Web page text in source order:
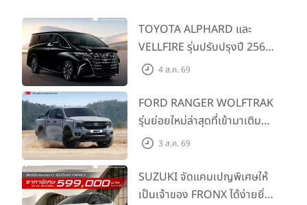
TOYOTA ALPHARD และ
VELLFIRE รุ่นปรับปรุงปี 2569
พร้อมรุ่นย่อยใหม่ HEV
4 ส.ค. 69
FORD RANGER WOLFTRAK
รุ่นย่อยใหม่ล่าสุดที่เข้ามาเติม
เต็มไลน์อัป พร้อมตอบโจทย์ทุก
พร้อมลุย ด้วยราคาพิเศษเริ่ม
ต้นที่ 9.49 แสนบาท
3 ส.ค. 69
SUZUKI จัดแคมเปญพิเศษให้
เป็นเจ้าของ FRONX ได้ง่ายยิ่ง